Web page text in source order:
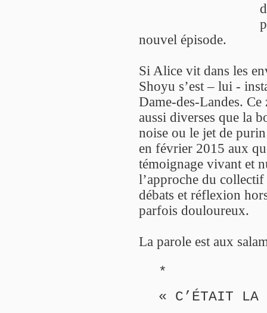
nouvel épisode.
Si Alice vit dans les
Shoyu s’est – lui -
Dame-des-Landes.
aussi diverses que la
noise ou le jet de
en février 2015 aux
témoignage vivant et
l’approche du
débats et réflexion
parfois douloureux.
La parole est aux
*
« C’ÉTAIT LA